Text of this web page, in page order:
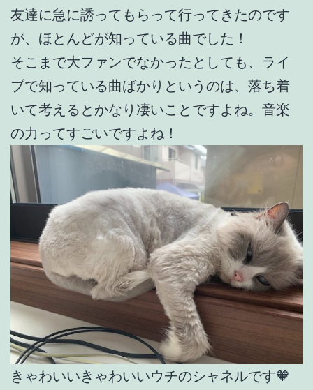
友達に急に誘ってもらって行ってきたのです
が、ほとんどが知っている曲でした！
そこまで大ファンでなかったとしても、ライ
ブで知っている曲ばかりというのは、落ち着
いて考えるとかなり凄いことですよね。音楽
の力ってすごいですよね！
きゃわいいきゃわいいウチのシャネルです🧡